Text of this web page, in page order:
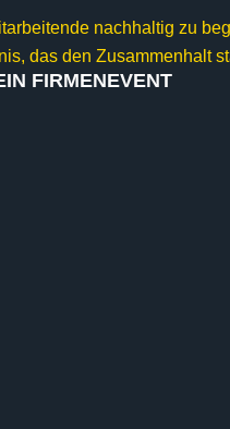
nachhaltig zu
das den Zusammenhalt
FIRMENEVENT